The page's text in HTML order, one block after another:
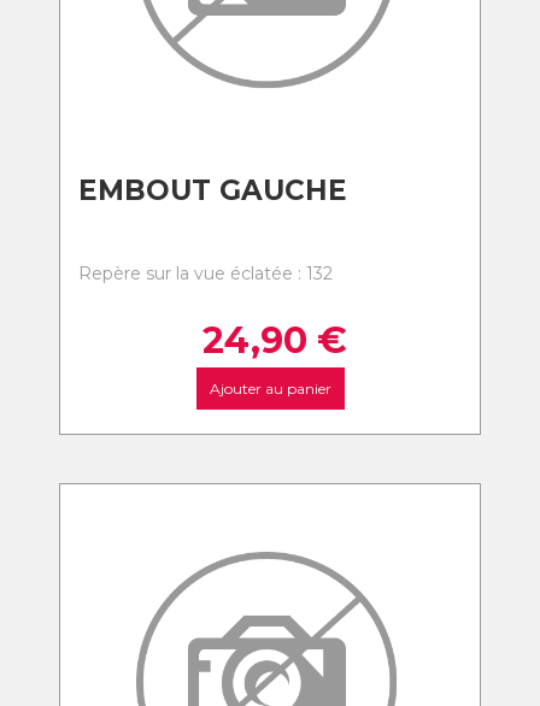
EMBOUT GAUCHE
Repère sur la vue éclatée : 132
24,90 €
Ajouter au panier